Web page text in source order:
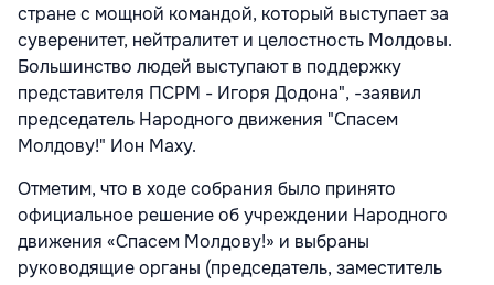
стране с мощной командой, который выступает за
суверенитет, нейтралитет и целостность Молдовы.
Большинство людей выступают в поддержку
представителя ПСРМ - Игоря Додона", -заявил
председатель Народного движения "Спасем
Молдову!" Ион Маху.
Отметим, что в ходе собрания было принято
официальное решение об учреждении Народного
движения «Спасем Молдову!» и выбраны
руководящие органы (председатель, заместитель